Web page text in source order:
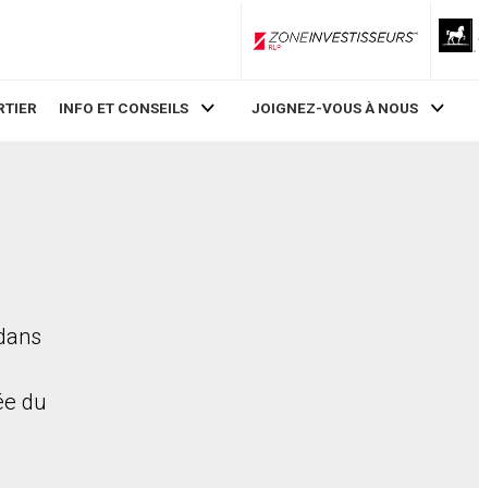
ZoneInvestisseurs RLP
INFO ET CONSEILS JOIGNEZ-VOUS À NOUS
du